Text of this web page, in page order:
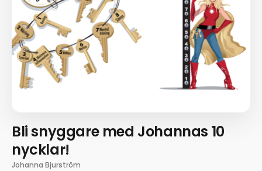
Bli snyggare med Johannas 10
nycklar!
Johanna Bjurström